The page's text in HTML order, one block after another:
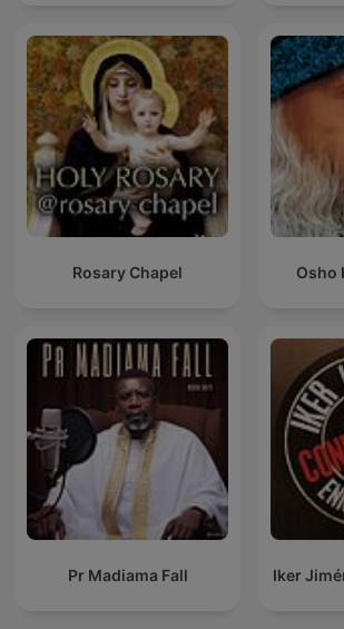
Rosary Chapel Osho
Pr Madiama Fall Iker